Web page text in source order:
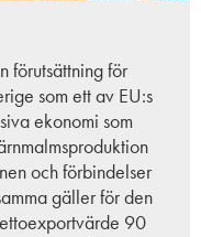
förutsättning för
som ett av EU:s
ekonomi som
och förbindelser
gäller för den
90